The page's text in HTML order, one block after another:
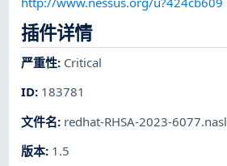
插件详情
严重性: Critical
ID: 183781
文件名: redhat-RHSA-2023-6077.nasl
版本: 1.5